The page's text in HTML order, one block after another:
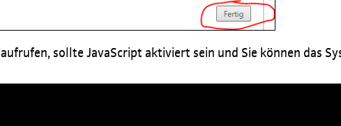
aufrufen, sollte JavaScript aktiviert sein und Sie können das